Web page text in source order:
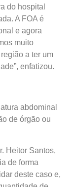
do hospital
A FOA é
e agora
muito
a ter um
enfatizou.
abdominal
de órgão ou
Heitor Santos,
de forma
deste caso e,